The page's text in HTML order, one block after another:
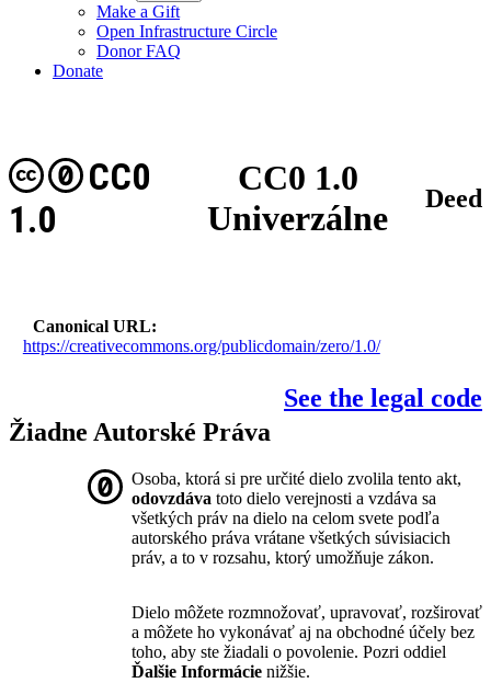
Make a Gift
Open Infrastructure Circle
Donor FAQ
Donate
CC0 1.0
Univerzálne
CC0
1.0
Deed
Canonical URL
https://creativecommons.org/publicdomain/zero/1.0/
See the legal code
Žiadne Autorské Práva
Osoba, ktorá si pre určité dielo zvolila tento akt,
odovzdáva toto dielo verejnosti a vzdáva sa
všetkých práv na dielo na celom svete podľa
autorského práva vrátane všetkých súvisiacich
práv, a to v rozsahu, ktorý umožňuje zákon.
Dielo môžete rozmnožovať, upravovať, rozširovať
a môžete ho vykonávať aj na obchodné účely bez
toho, aby ste žiadali o povolenie. Pozri oddiel
Ďalšie Informácie nižšie.